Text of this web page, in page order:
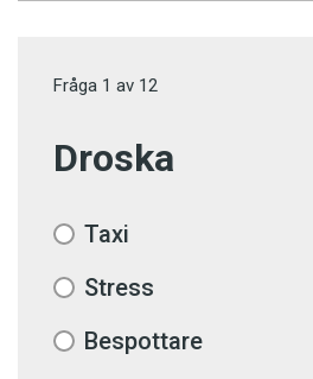
Fråga 1 av 12
Droska
Taxi
Stress
Bespottare